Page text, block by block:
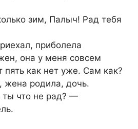
зим, Палыч! Рад тебя
приболела
она у меня совсем
пять как нет уже. Сам как?
родила, дочь.
что не рад? —